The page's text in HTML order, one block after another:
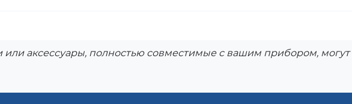
WB 6108 XE (6208477000), LL 800 THB
аксессуары, полностью совместимые с вашим прибором, могут